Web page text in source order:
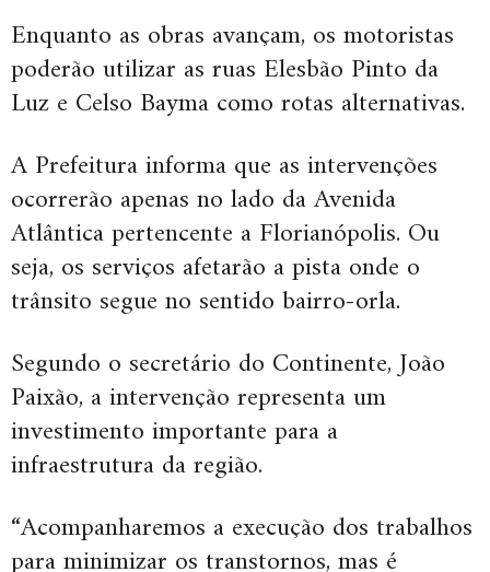
Enquanto as obras avançam, os motoristas
poderão utilizar as ruas Elesbão Pinto da
Luz e Celso Bayma como rotas alternativas.
A Prefeitura informa que as intervenções
ocorrerão apenas no lado da Avenida
Atlântica pertencente a Florianópolis. Ou
seja, os serviços afetarão a pista onde o
trânsito segue no sentido bairro-orla.
Segundo o secretário do Continente, João
Paixão, a intervenção representa um
investimento importante para a
infraestrutura da região.
“Acompanharemos a execução dos trabalhos
para minimizar os transtornos, mas é